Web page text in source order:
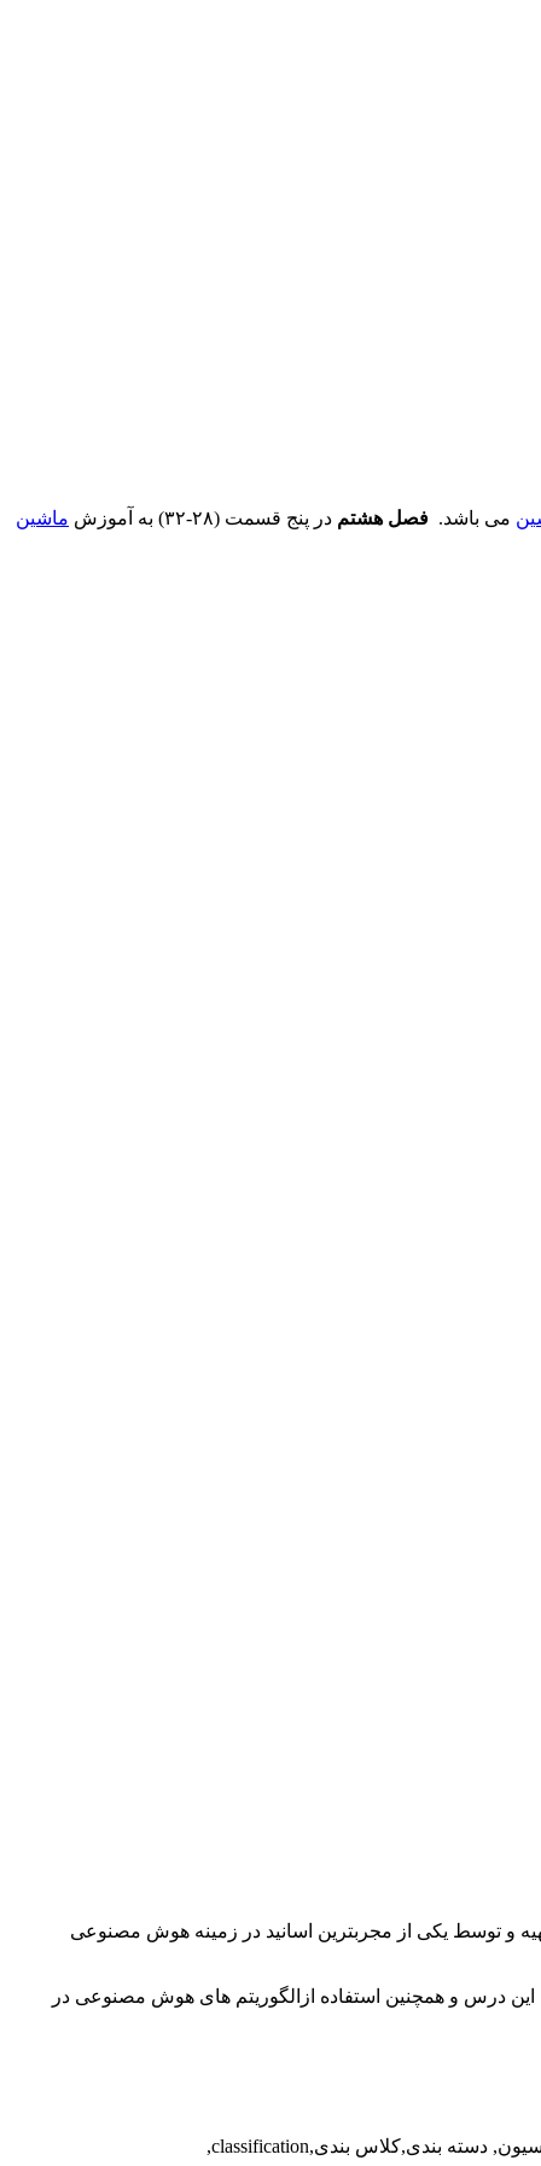
می باشد. فصل هشتم در پنج قسمت (۲۸-۳۲) به آموزش
ماشین
و توسط یکی از مجربترین اسانید در زمینه هوش مصنوعی
درس و همچنین استفاده ازالگوریتم های هوش مصنوعی در